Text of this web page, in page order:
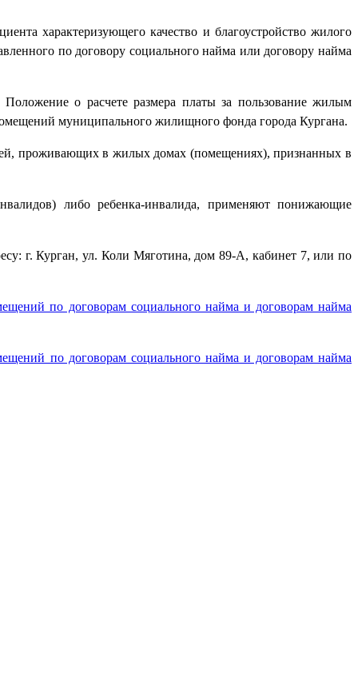
характеризующего качество и благоустройство жилого
по договору социального найма или договору найма
о расчете размера платы за пользование жилым
муниципального жилищного фонда города Кургана.
проживающих в жилых домах (помещениях), признанных в
либо ребенка-инвалида, применяют понижающие
г. Курган, ул. Коли Мяготина, дом 89-А, кабинет 7, или по
по договорам социального найма и договорам найма
по договорам социального найма и договорам найма